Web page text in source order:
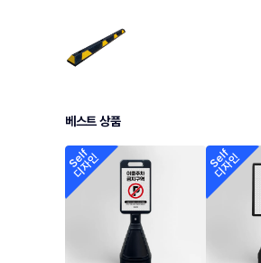
베스트 상품